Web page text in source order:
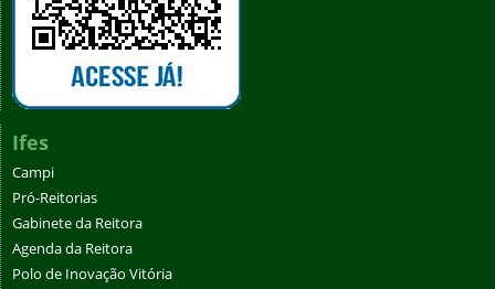
Ifes
Campi
Pró-Reitorias
Gabinete da Reitora
Agenda da Reitora
Polo de Inovação Vitória